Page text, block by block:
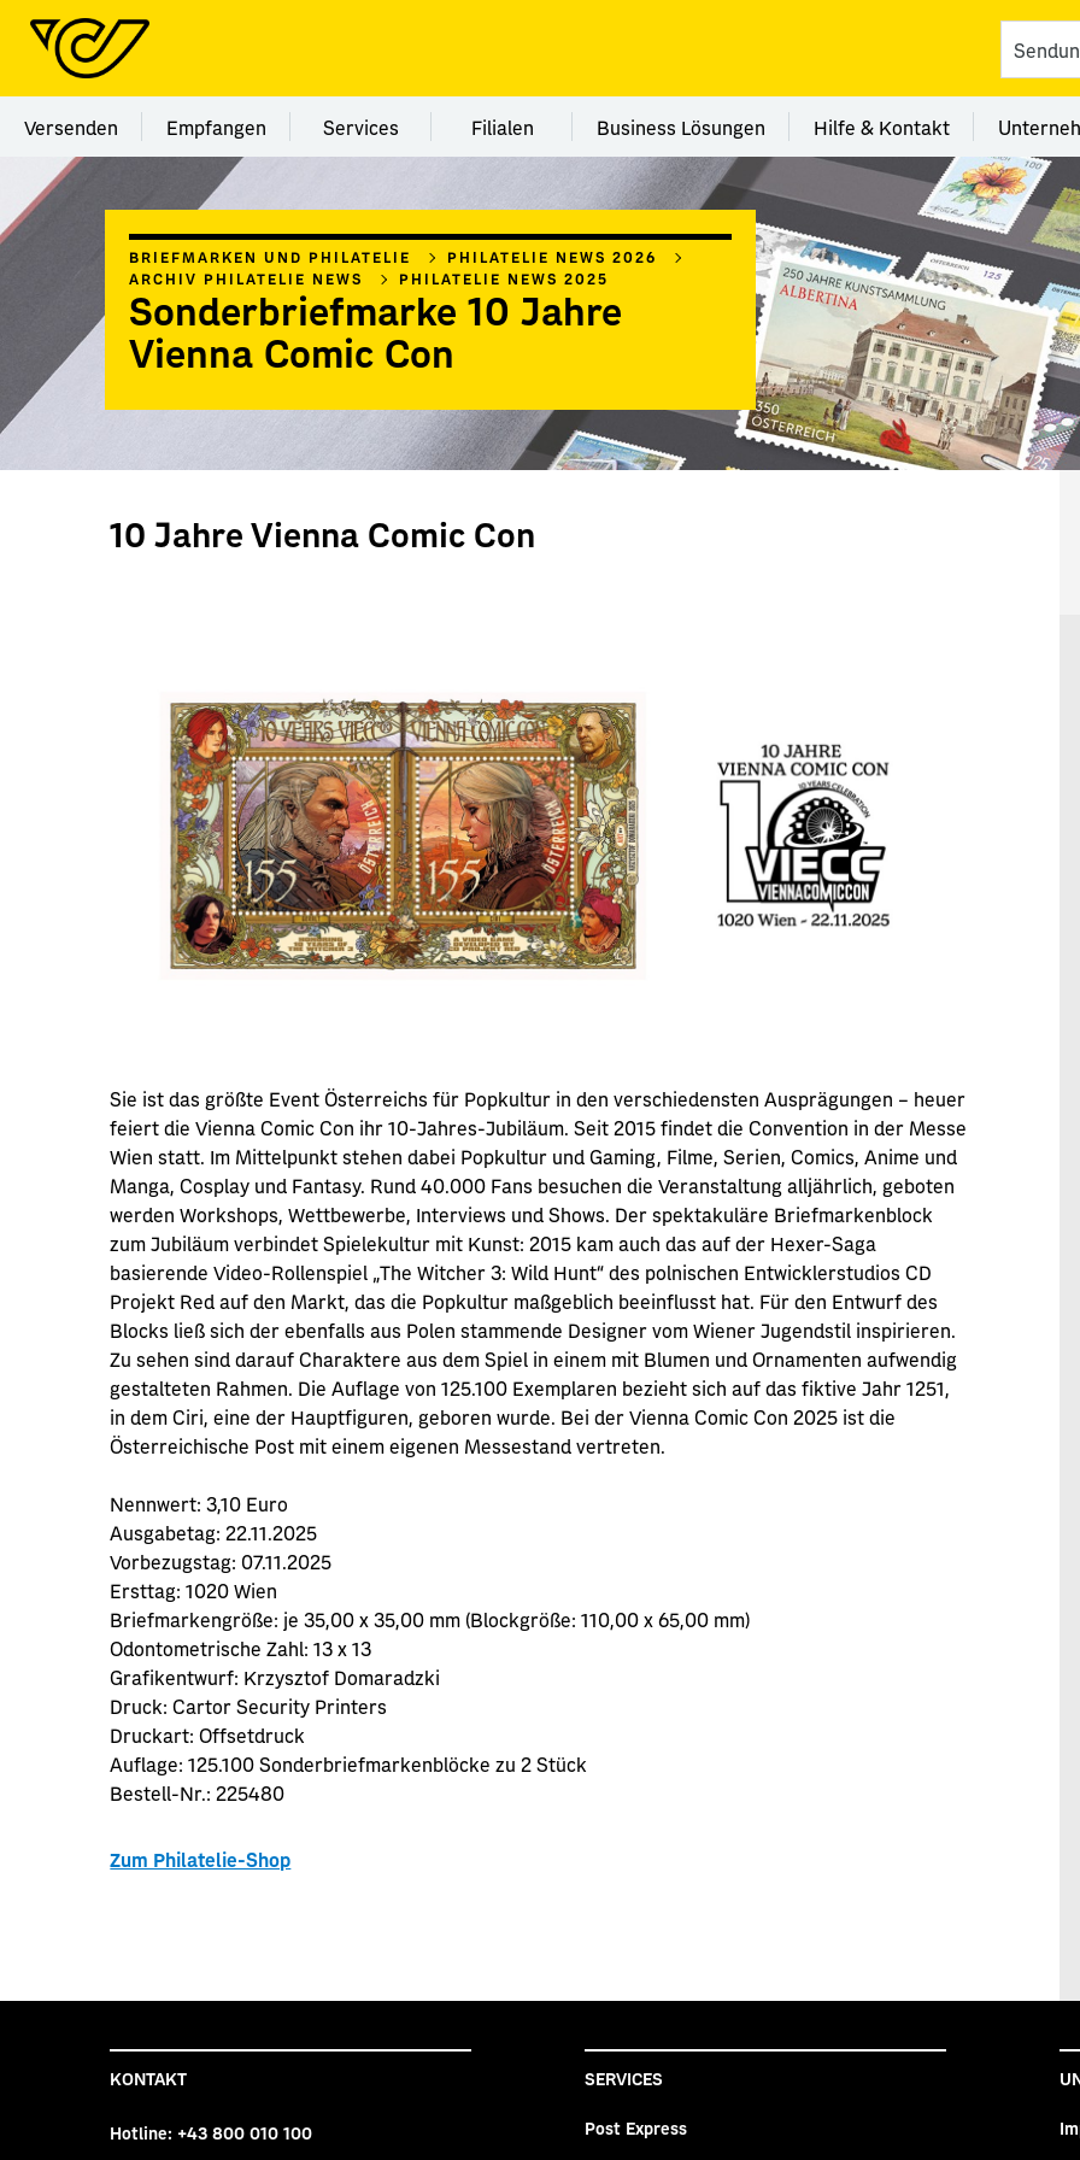
Menü Kategorie Versenden
Versenden Menü Kategorie Empfangen
Empfangen Menü Kategorie Services
Services Menü Kategorie Filialen
Filialen Menü Kategorie Business Lösungen
Business Lösungen Menü Kategorie Hilfe
Hilfe & Kontakt
BRIEFMARKEN UND PHILATELIE
PHILATELIE NEWS 2026
ARCHIV PHILATELIE NEWS
PHILATELIE NEWS 2025
Sonderbriefmarke 10 Jahre
Vienna Comic Con
10 Jahre Vienna Comic Con
Sie ist das größte Event Österreichs für Popkultur in den verschiedensten Ausprägungen – heuer
feiert die Vienna Comic Con ihr 10-Jahres-Jubiläum. Seit 2015 findet die Convention in der Messe
Wien statt. Im Mittelpunkt stehen dabei Popkultur und Gaming, Filme, Serien, Comics, Anime und
Manga, Cosplay und Fantasy. Rund 40.000 Fans besuchen die Veranstaltung alljährlich, geboten
werden Workshops, Wettbewerbe, Interviews und Shows. Der spektakuläre Briefmarkenblock
zum Jubiläum verbindet Spielekultur mit Kunst: 2015 kam auch das auf der Hexer-Saga
basierende Video-Rollenspiel „The Witcher 3: Wild Hunt“ des polnischen Entwicklerstudios CD
Projekt Red auf den Markt, das die Popkultur maßgeblich beeinflusst hat. Für den Entwurf des
Blocks ließ sich der ebenfalls aus Polen stammende Designer vom Wiener Jugendstil inspirieren.
Zu sehen sind darauf Charaktere aus dem Spiel in einem mit Blumen und Ornamenten aufwendig
gestalteten Rahmen. Die Auflage von 125.100 Exemplaren bezieht sich auf das fiktive Jahr 1251,
in dem Ciri, eine der Hauptfiguren, geboren wurde. Bei der Vienna Comic Con 2025 ist die
Österreichische Post mit einem eigenen Messestand vertreten.
Nennwert: 3,10 Euro
Ausgabetag: 22.11.2025
Vorbezugstag: 07.11.2025
Ersttag: 1020 Wien
Briefmarkengröße: je 35,00 x 35,00 mm (Blockgröße: 110,00 x 65,00 mm)
Odontometrische Zahl: 13 x 13
Grafikentwurf: Krzysztof Domaradzki
Druck: Cartor Security Printers
Druckart: Offsetdruck
Auflage: 125.100 Sonderbriefmarkenblöcke zu 2 Stück
Bestell-Nr.: 225480
Zum Philatelie-Shop
KONTAKT
Hotline: +43 800 010 100
SERVICES
Post Express